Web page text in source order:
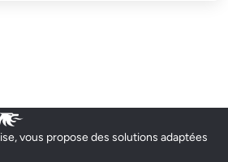
vous propose des solutions adaptées